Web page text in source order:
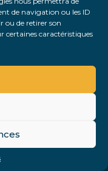
de navigation ou les ID
ou de retirer son
certaines caractéristiques